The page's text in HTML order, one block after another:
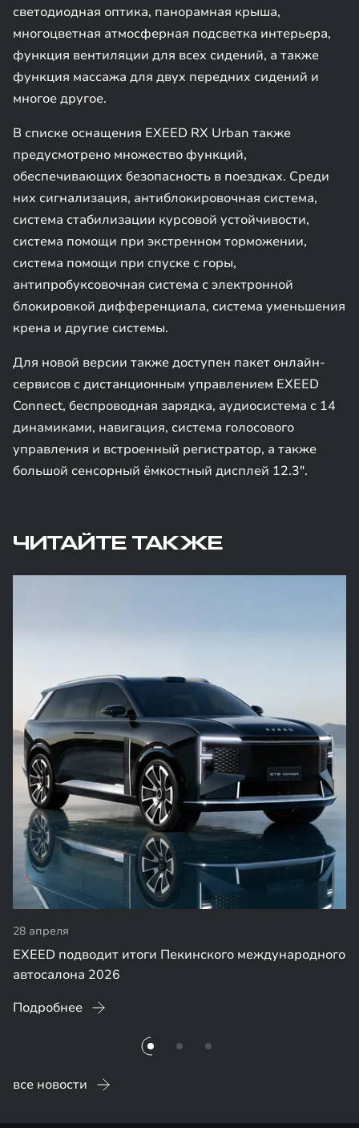
светодиодная оптика, панорамная крыша,
многоцветная атмосферная подсветка интерьера,
функция вентиляции для всех сидений, а также
функция массажа для двух передних сидений и
многое другое.
В списке оснащения EXEED RX Urban также
предусмотрено множество функций,
обеспечивающих безопасность в поездках. Среди
них сигнализация, антиблокировочная система,
система стабилизации курсовой устойчивости,
система помощи при экстренном торможении,
система помощи при спуске с горы,
антипробуксовочная система с электронной
блокировкой дифференциала, система уменьшения
крена и другие системы.
Для новой версии также доступен пакет онлайн-
сервисов с дистанционным управлением EXEED
Connect, беспроводная зарядка, аудиосистема с 14
динамиками, навигация, система голосового
управления и встроенный регистратор, а также
большой сенсорный ёмкостный дисплей 12.3".
ЧИТАЙТЕ ТАКЖЕ
28 апреля
EXEED подводит итоги Пекинского международного
автосалона 2026
Подробнее
все новости